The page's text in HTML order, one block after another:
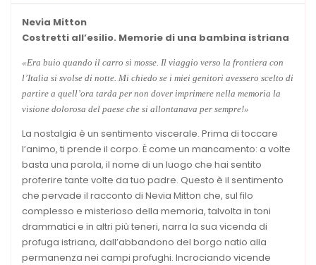
Nevia Mitton
Costretti all’esilio. Memorie di una bambina istriana
«Era buio quando il carro si mosse. Il viaggio verso la frontiera con
l’Italia si svolse di notte. Mi chiedo se i miei genitori avessero scelto di
partire a quell’ora tarda per non dover imprimere nella memoria la
visione dolorosa del paese che si allontanava per sempre!»
La nostalgia è un sentimento viscerale. Prima di toccare
l’animo, ti prende il corpo. È come un mancamento: a volte
basta una parola, il nome di un luogo che hai sentito
proferire tante volte da tuo padre. Questo è il sentimento
che pervade il racconto di Nevia Mitton che, sul filo
complesso e misterioso della memoria, talvolta in toni
drammatici e in altri più teneri, narra la sua vicenda di
profuga istriana, dall’abbandono del borgo natio alla
permanenza nei campi profughi. Incrociando vicende